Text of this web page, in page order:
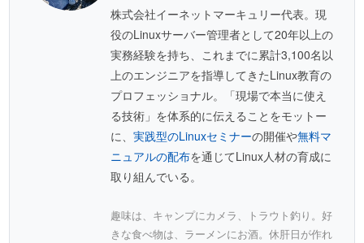
株式会社イーネットマーキュリー代表。現
役のLinuxサーバー管理者として20年以上の
実務経験を持ち、これまでに累計3,100名以
上のエンジニアを指導してきたLinux教育の
プロフェッショナル。「現場で本当に使え
る技術」を体系的に伝えることをモットー
に、実践型のLinuxセミナーの開催や無料マ
ニュアルの配布を通じてLinux人材の育成に
取り組んでいる。
趣味は、キャンプにカメラ、トラウト釣り。好
きな食べ物は、ラーメンにお酒。休肝日が作れ